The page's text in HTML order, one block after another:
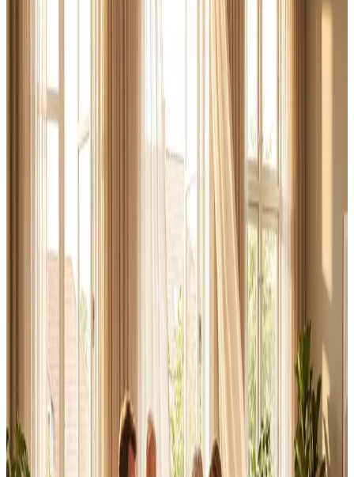
Erhverv, kontor og industri